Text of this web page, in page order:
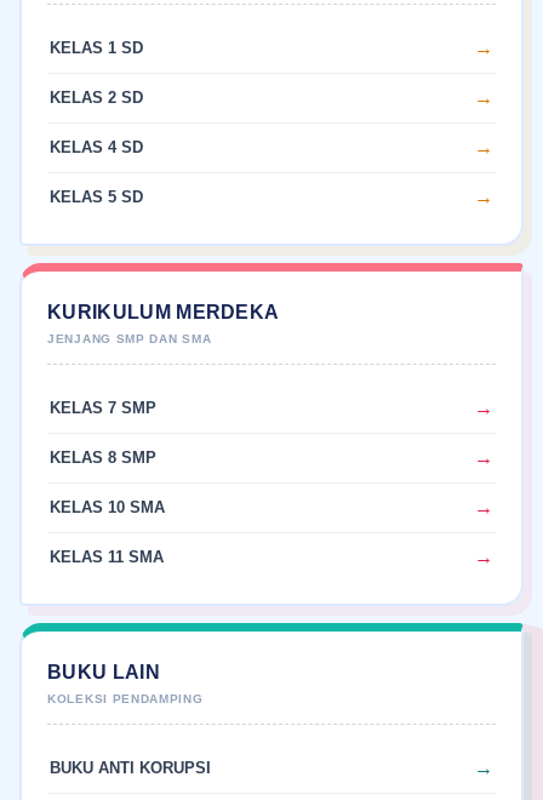
KELAS 1 SD
KELAS 2 SD
KELAS 4 SD
KELAS 5 SD
KURIKULUM MERDEKA
KELAS 7 SMP
KELAS 8 SMP
KELAS 10 SMA
KELAS 11 SMA
BUKU LAIN
BUKU ANTI KORUPSI